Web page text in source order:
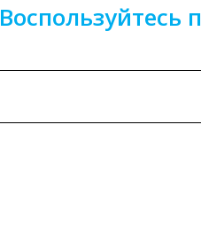
Воспользуйтесь